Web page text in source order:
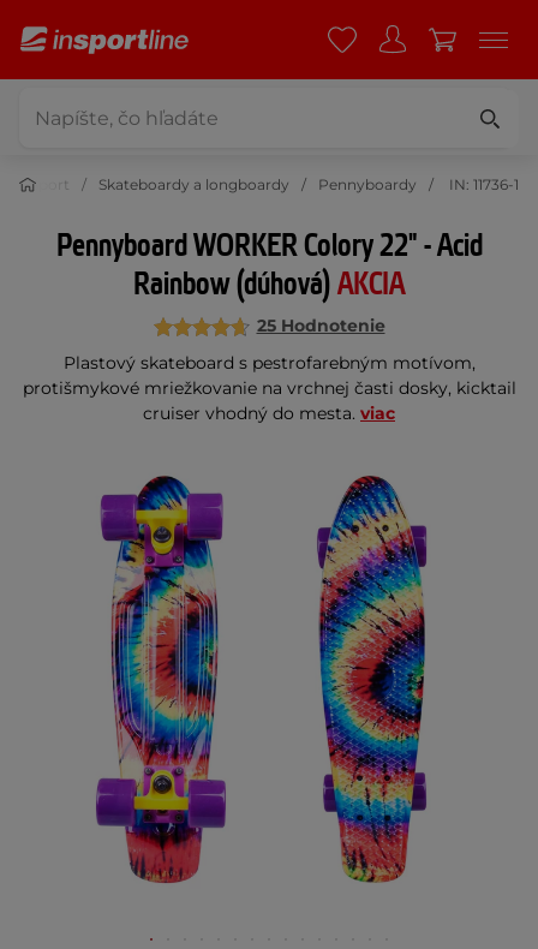
Šport Skateboardy a longboardy Pennyboardy IN: 11736-1
Pennyboard WORKER Colory 22" - Acid
Rainbow (dúhová)AKCIA
25 Hodnotenie
Plastový skateboard s pestrofarebným motívom,
protišmykové mriežkovanie na vrchnej časti dosky, kicktail
cruiser vhodný do mesta. viac